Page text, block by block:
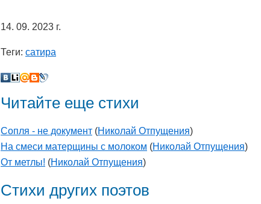
14. 09. 2023 г.
Теги: сатира
Читайте еще стихи
Сопля - не документ (Николай Отпущения)
На смеси матерщины с молоком (Николай Отпущения)
От метлы! (Николай Отпущения)
Стихи других поэтов